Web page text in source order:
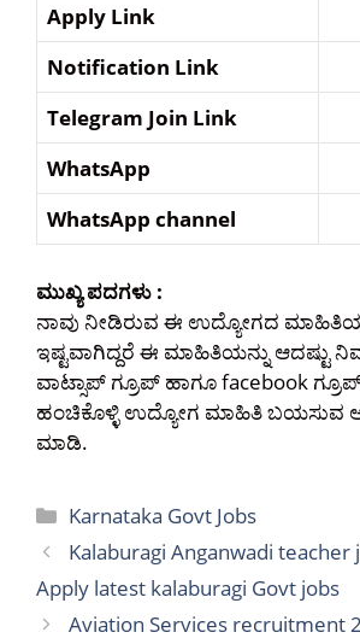
Apply Link
Notification Link
Telegram Join Link
WhatsApp
WhatsApp channel
ಮುಖ್ಯ ಪದಗಳು :
ನಾವು ನೀಡಿರುವ ಈ ಉದ್ಯೋಗದ
ಇಷ್ಟವಾಗಿದ್ದರೆ ಈ ಮಾಹಿತಿಯನ್ನು ಆದಷ್ಟು
ವಾಟ್ಸಾಪ್ ಗ್ರೂಪ್ ಹಾಗೂ facebook
ಹಂಚಿಕೊಳ್ಳಿ ಉದ್ಯೋಗ ಮಾಹಿತಿ ಬಯಸುವ
ಮಾಡಿ.
Categories
Karnataka Govt Jobs
Kalaburagi Anganwadi teacher
Apply latest kalaburagi Govt jobs
Aviation Services recruitment